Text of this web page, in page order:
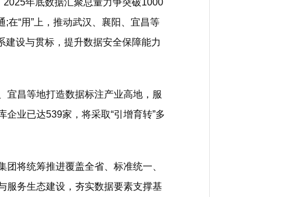
年底数据汇聚总量力争突破1000
在“用”上，推动武汉、襄阳、宜昌等
建设与贯标，提升数据安全保障能力
昌等地打造数据标注产业高地，服
业已达539家，将采取“引增育转”多
将统筹推进覆盖全省、标准统一、
服务生态建设，夯实数据要素支撑基